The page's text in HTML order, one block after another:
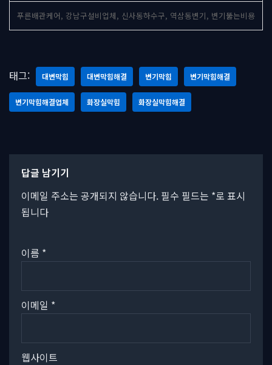
푸른배관케어, 강남구설비업체, 신사동하수구, 역삼동변기, 변기뚫는비용
태그: 대변막힘 대변막힘해결 변기막힘 변기막힘해결
변기막힘해결업체 화장실막힘 화장실막힘해결
답글 남기기
이메일 주소는 공개되지 않습니다. 필수 필드는 *로 표시
됩니다
이름 *
이메일 *
웹사이트